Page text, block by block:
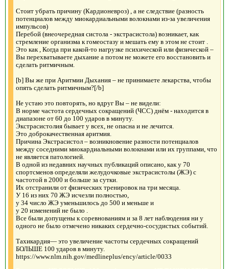
Стоит убрать причину (Кардионевроз) , а не следствие (разность
потенциалов между миокардиальными волокнами из-за увеличения
импульсов)
Перебой (внеочередная систола - экстрасистола) возникает, как
стремление организма к гомеостазу и мешать ему в этом не стоит .
Это как , Когда при какой-то нагрузке психической или физической –
Вы перехватываете дыхание а потом не можете его восстановить и
сделать ритмичным.
[b] Вы же при Аритмии Дыхания – не принимаете лекарства, чтобы
опять сделать ритмичным?[/b]
Не устаю это повторять, но вдруг Вы – не видели:
В норме частота сердечных сокращений (ЧСС) днём - находится в
диапазоне от 60 до 100 ударов в минуту.
Экстрасистолия бывает у всех, не опасна и не лечится.
Это доброкачественная аритмия.
Причина Экстрасистол – возникновение разности потенциалов
между соседними миокардиальными волокнами или их группами, что
не является патологией.
В одной из недавних научных публикаций описано, как у 70
спортсменов определяли желудочковые экстрасистолы (ЖЭ) с
частотой в 2000 и больше за сутки.
Их отстранили от физических тренировок на три месяца.
У 16 из них 70 ЖЭ исчезли полностью,
у 34 число ЖЭ уменьшилось до 500 и меньше и
у 20 изменений не было .
Все были допущены к соревнованиям и за 8 лет наблюдения ни у
одного не было отмечено никаких сердечно-сосудистых событий.
Тахикардия— это увеличение частоты сердечных сокращений
БОЛЬШЕ 100 ударов в минуту.
https://www.nlm.nih.gov/medlineplus/ency/article/0033